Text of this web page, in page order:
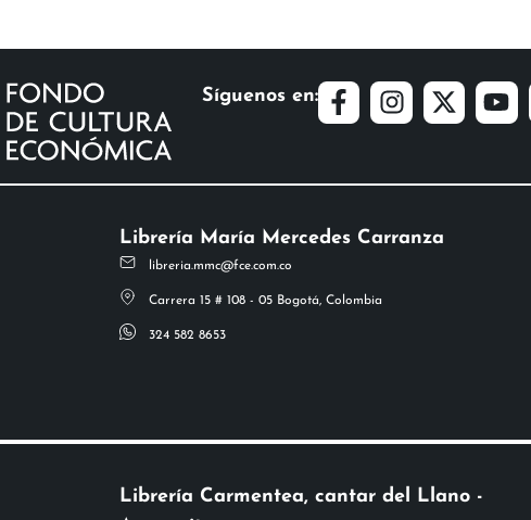
Síguenos en:
Librería María Mercedes Carranza
libreria.mmc@fce.com.co
Carrera 15 # 108 - 05 Bogotá, Colombia
324 582 8653
Librería Carmentea, cantar del Llano -